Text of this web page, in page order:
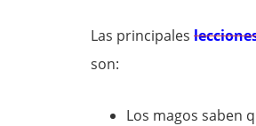
Las principales
son:
Los magos saben